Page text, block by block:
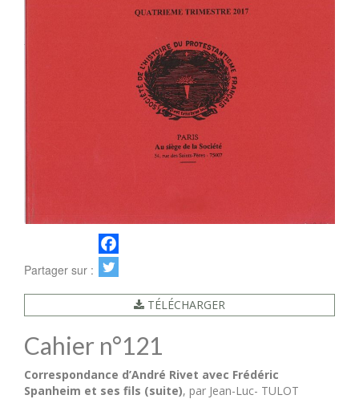
Partager sur :
TÉLÉCHARGER
Cahier n°121
Correspondance d’André Rivet avec Frédéric
Spanheim et ses fils (suite), par Jean-Luc- TULOT